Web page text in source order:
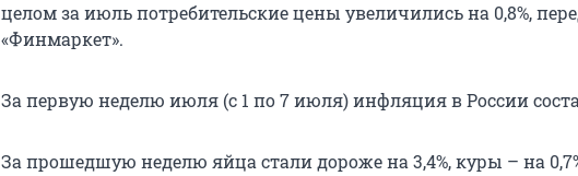
целом за июль потребительские цены увеличились на 0,8%,
«Финмаркет».
За первую неделю июля (с 1 по 7 июля) инфляция в России
За прошедшую неделю яйца стали дороже на 3,4%, куры – на